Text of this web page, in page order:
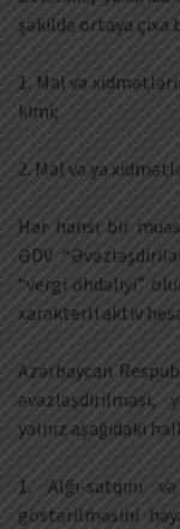
şəkildə ortaya çıxa
1. Mal və
kimi;
2. Mal və ya
Hər hansı bir
ƏDV
“vergi öhdəliyi”
xarakterli aktiv
Azərbaycan
əvəzləşdirilməsi,
yalnız aşağıdakı
1. Alğı-satqını
göstərilməsini